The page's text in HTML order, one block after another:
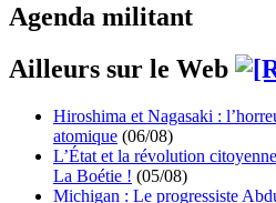
Agenda militant
Ailleurs sur le Web
Hiroshima et Nagasaki :
atomique (06/08)
L’État et la révolution
La Boétie ! (05/08)
Michigan : Le progressiste